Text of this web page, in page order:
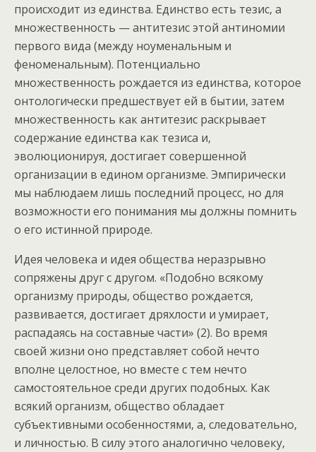
происходит из единства. Единство есть тезис, а
множественность — антитезис этой антиномии
первого вида (между ноуменальным и
феноменальным). Потенциально
множественность рождается из единства, которое
онтологически предшествует ей в бытии, затем
множественность как антитезис раскрывает
содержание единства как тезиса и,
эволюционируя, достигает совершенной
организации в едином организме. Эмпирически
мы наблюдаем лишь последний процесс, но для
возможности его понимания мы должны помнить
о его истинной природе.
Идея человека и идея общества неразрывно
сопряжены друг с другом. «Подобно всякому
организму природы, общество рождается,
развивается, достигает дряхлости и умирает,
распадаясь на составные части» (2). Во время
своей жизни оно представляет собой нечто
вполне целостное, но вместе с тем нечто
самостоятельное среди других подобных. Как
всякий организм, общество обладает
субъективными особенностями, а, следовательно,
и личностью. В силу этого аналогично человеку,